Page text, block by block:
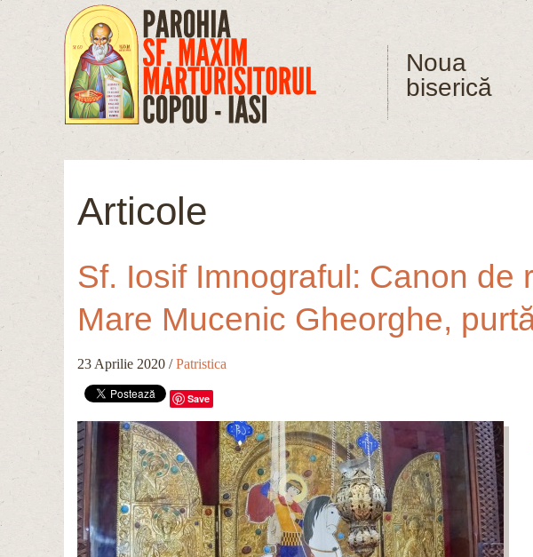
Mergi la conţinutul principal
Noua
biserică
Articole
Sf. Iosif Imnograful: Canon de
Mare Mucenic Gheorghe,
23 Aprilie 2020 /Patristica
Save